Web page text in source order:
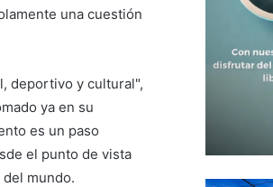
una cuestión
deportivo y cultural",
ya en su
es un paso
el punto de vista
mundo.